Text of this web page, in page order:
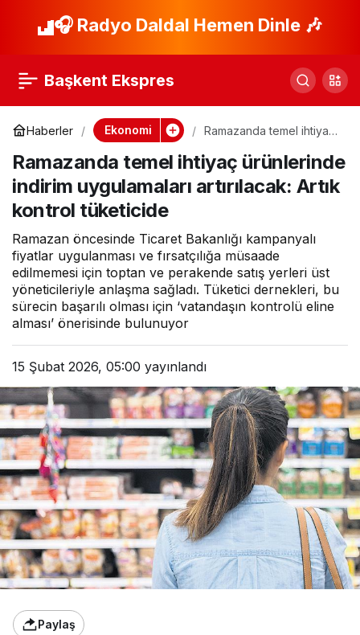
🎧 Radyo Daldal Hemen Dinle 🎶
Başkent Ekspres
Haberler Ekonomi
Ramazanda temel ihtiyaç
uygulamaları artırılacak:
Artık kontrol tüketicide
Ramazanda temel ihtiyaç ürünlerinde
indirim uygulamaları artırılacak: Artık
kontrol tüketicide
Ramazan öncesinde Ticaret Bakanlığı kampanyalı
fiyatlar uygulanması ve fırsatçılığa müsaade
edilmemesi için toptan ve perakende satış yerleri üst
yöneticileriyle anlaşma sağladı. Tüketici dernekleri, bu
sürecin başarılı olması için ‘vatandaşın kontrolü eline
alması’ önerisinde bulunuyor
15 Şubat 2026, 05:00 yayınlandı
Paylaş
Aracı Kurumlar Cari
Değerlendirdi? 2025
Sonu Tablosu ve
2026 Beklentileri
Paylaş